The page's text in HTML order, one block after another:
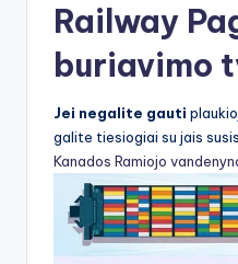
Railway
buriavimo
Jei negalite gauti
galite tiesiogiai su jais
Kanados Ramiojo